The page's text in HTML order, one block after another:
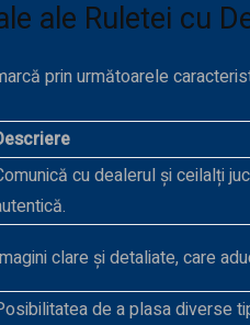
ale Ruletei cu
prin următoarele
cu dealerul și ceilalți
clare și detaliate, care
de a plasa diverse